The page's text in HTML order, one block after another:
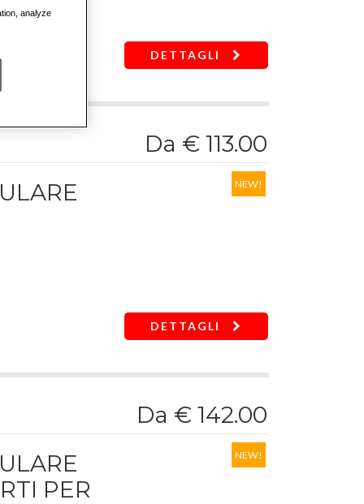
21-22-24-27-30-32
DETTAGLI
Da € 113.00
NEW!
della bussola
22-24-27-30-32 mm
DETTAGLI
Da € 142.00
PER
NEW!
analyze